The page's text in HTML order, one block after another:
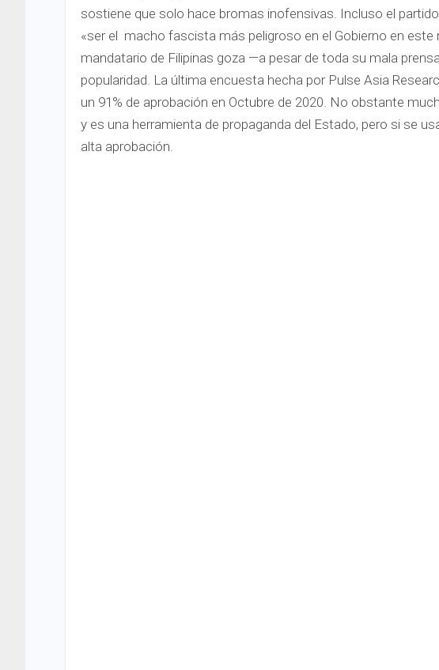
sostiene que solo hace bromas inofensivas. Incluso el
«ser el macho fascista más peligroso en el Gobierno en
mandatario de Filipinas goza —a pesar de toda su mala
popularidad. La última encuesta hecha por Pulse Asia
un 91% de aprobación en Octubre de 2020. No obstante
y es una herramienta de propaganda del Estado, pero si se
alta aprobación.